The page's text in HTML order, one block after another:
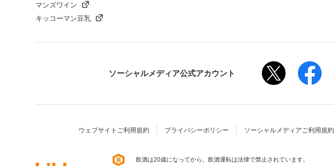
マンズワイン
キッコーマン豆乳
ソーシャルメディア公式アカウント
ウェブサイトご利用規約 プライバシーポリシー ソーシャルメディアご利用規約
飲酒は20歳になってから。飲酒運転は法律で禁止されています。